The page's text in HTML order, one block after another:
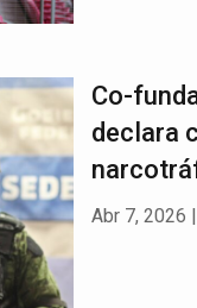
Co-
declara
Abr 7, 2026